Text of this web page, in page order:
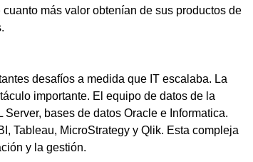
más valor obtenían de sus productos de
desafíos a medida que IT escalaba. La
importante. El equipo de datos de la
bases de datos Oracle e Informatica.
Tableau, MicroStrategy y Qlik. Esta compleja
y la gestión.